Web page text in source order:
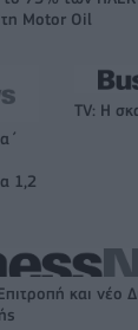
τη Motor Oil
1,2
TV: Η
και νέο